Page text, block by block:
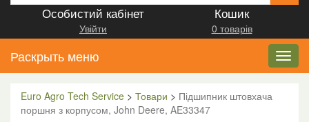
Особистий кабінет
Увійти
Кошик
0 товарів
Раскрыть меню
Euro Agro Tech Service > Товари > Підшипник штовхача
поршня з корпусом, John Deere, AE33347